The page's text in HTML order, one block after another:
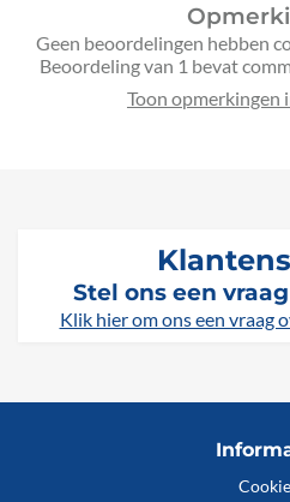
Geen beoordelingen hebben
Beoordeling van 1 bevat
Stel ons een
Klik hier om ons een vraag